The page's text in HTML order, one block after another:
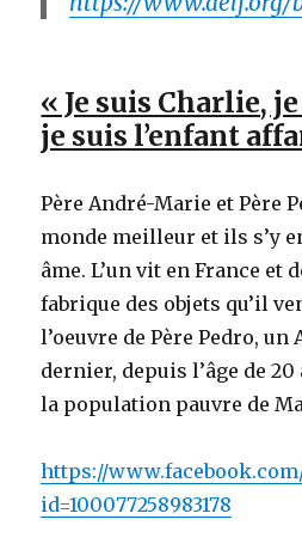
« Je suis Charlie,
je suis l’enfant
Père André-Marie et Père
monde meilleur et ils s’y
âme. L’un vit en France et
fabrique des objets qu’il
l’oeuvre de Père Pedro, un
dernier, depuis l’âge de 20
la population pauvre de
https://
id=100077258983178